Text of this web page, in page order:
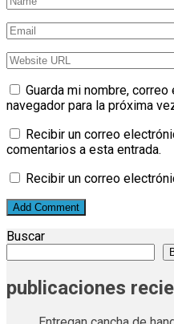
Guarda mi nombre,
navegador para la próxima
Recibir un correo
comentarios a esta entrada.
Recibir un correo
Buscar
publicaciones